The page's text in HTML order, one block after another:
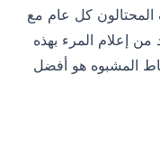
المحتالون كل عام مع
من إعلام المرء بهذه
المشبوه هو أفضل